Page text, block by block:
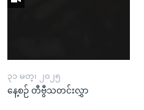
၃၁ မတ္၊ ၂၀၂၅
နေ့စဉ် တီဗွီသတင်းလွှာ